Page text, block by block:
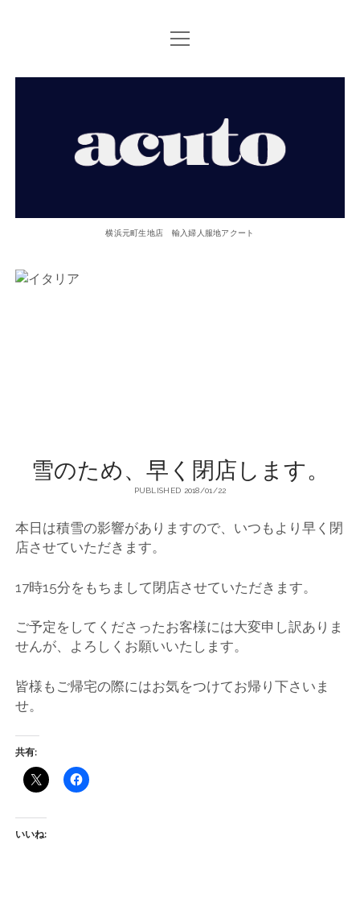
TOP PAGE
ACUTOについて
open
menu
元
生
入
人
服
地
ア
ク
ー
ト
横浜元町生地店 輸入婦人服地アクート
雪のため、早く閉店します。
PUBLISHED 2018/01/22
本日は積雪の影響がありますので、いつもより早く閉
店させていただきます。
17時15分をもちまして閉店させていただきます。
ご予定をしてくださったお客様には大変申し訳ありま
せんが、よろしくお願いいたします。
皆様もご帰宅の際にはお気をつけてお帰り下さいま
せ。
共有:
いいね: